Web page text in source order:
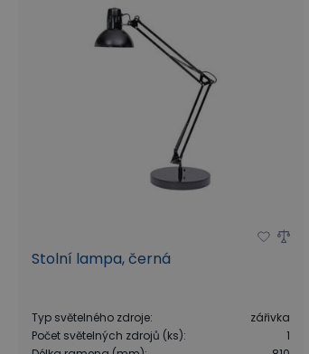
Stolní lampa, černá
Typ světelného zdroje:
zářivka
Počet světelných zdrojů (ks):
1